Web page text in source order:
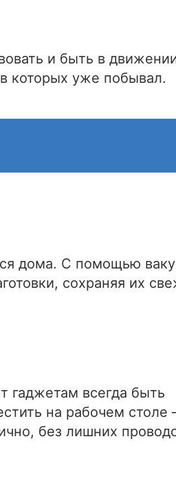
и быть в
которых уже побывал.
дома. С помощью
сохраняя их
гаджетам всегда быть
на рабочем столе
без лишних